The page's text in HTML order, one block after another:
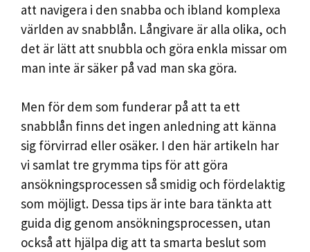
att navigera i den snabba och ibland komplexa
världen av snabblån. Långivare är alla olika, och
det är lätt att snubbla och göra enkla missar om
man inte är säker på vad man ska göra.
Men för dem som funderar på att ta ett
snabblån finns det ingen anledning att känna
sig förvirrad eller osäker. I den här artikeln har
vi samlat tre grymma tips för att göra
ansökningsprocessen så smidig och fördelaktig
som möjligt. Dessa tips är inte bara tänkta att
guida dig genom ansökningsprocessen, utan
också att hjälpa dig att ta smarta beslut som